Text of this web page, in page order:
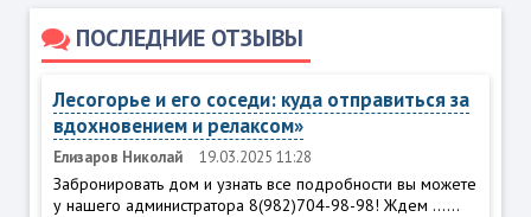
ПОСЛЕДНИЕ ОТЗЫВЫ
Лесогорье и его соседи: куда отправиться за
вдохновением и релаксом»
Елизаров Николай 19.03.2025 11:28
Забронировать дом и узнать все подробности вы можете
у нашего администратора 8(982)704-98-98! Ждем ......